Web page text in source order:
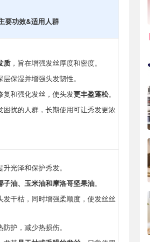
要功效&适用人群
质 ，旨在增强发丝厚度和密度。
保湿并增强头发韧性。
复和强化发丝，使头发更丰盈蓬松。
困扰的人群，长期使用可让秀发更浓
光泽和保护秀发。
子油、玉米油和摩洛哥坚果油。
发干枯，同时增强柔顺度，使发丝丝
护，减少热损伤。